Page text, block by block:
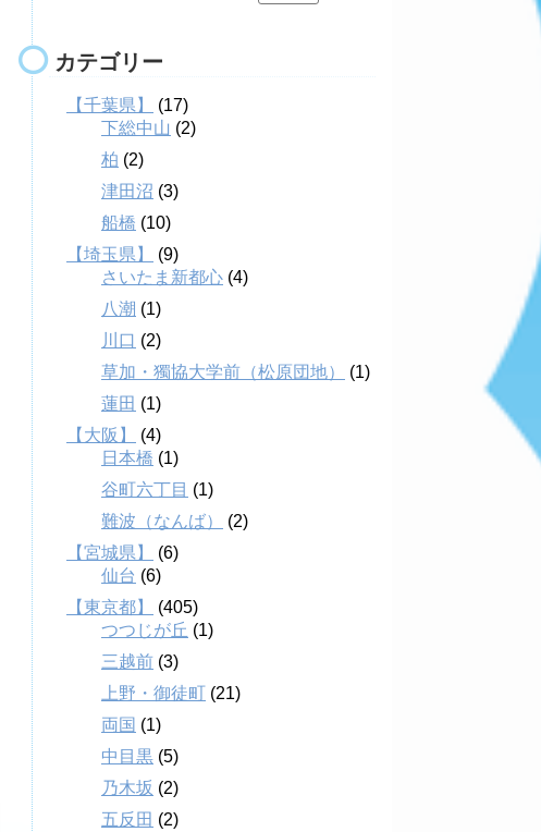
カテゴリー
【千葉県】
(17)
下総中山 (2)
柏 (2)
津田沼 (3)
船橋 (10)
【埼玉県】
(9)
さいたま新都心 (4)
八潮 (1)
川口 (2)
草加・獨協大学前（松原団地）
(1)
蓮田 (1)
【大阪】
(4)
日本橋 (1)
谷町六丁目 (1)
難波（なんば）
(2)
【宮城県】
(6)
仙台 (6)
【東京都】
(405)
つつじが丘 (1)
三越前 (3)
上野・御徒町 (21)
両国 (1)
中目黒 (5)
乃木坂 (2)
五反田 (2)